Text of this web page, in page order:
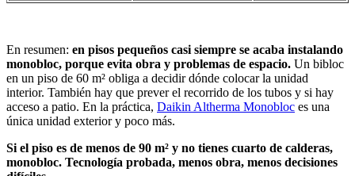
En resumen: en pisos pequeños casi siempre se acaba instalando
monobloc, porque evita obra y problemas de espacio. Un bibloc
en un piso de 60 m² obliga a decidir dónde colocar la unidad
interior. También hay que prever el recorrido de los tubos y si hay
acceso a patio. En la práctica, Daikin Altherma Monobloc es una
única unidad exterior y poco más.
Si el piso es de menos de 90 m² y no tienes cuarto de calderas,
monobloc. Tecnología probada, menos obra, menos decisiones